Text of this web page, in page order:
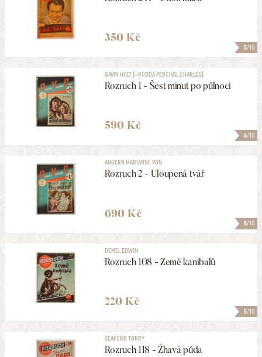
5/10
350 Kč
6/10
GAVIN HOLT [=RODDA PERCIVAL CHARLES]
Rozruch 1 - Šest minut po půlnoci
590 Kč
8/10
ANGERN MARIANNE VON
Rozruch 2 - Uloupená tvář
690 Kč
5/10
DEMEL EDWIN
Rozruch 108 - Země kanibalů
220 Kč
SEAFORD TORRY
Rozruch 118 - Žhavá půda